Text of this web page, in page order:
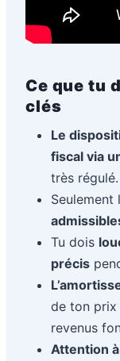
Ce que tu
clés
Le
fiscal via
très régulé.
Seulement
Tu dois
précis
de ton prix
revenus
Attention